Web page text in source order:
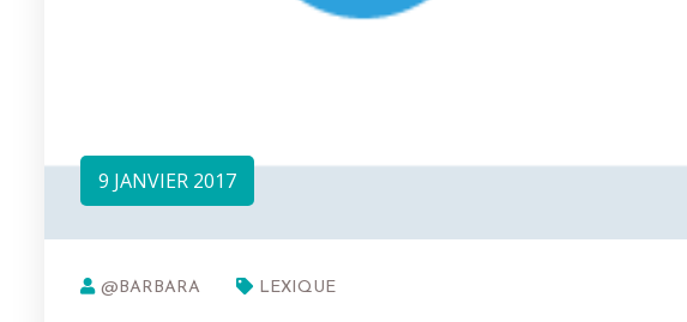
9 JANVIER 2017
@BARBARA LEXIQUE